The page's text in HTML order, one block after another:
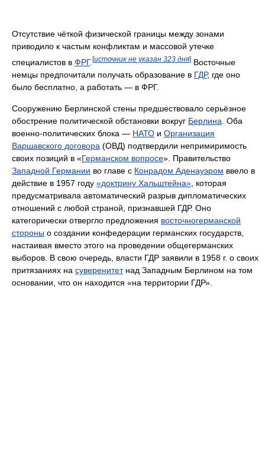
Отсутствие чёткой физической границы между зонами
приводило к частым конфликтам и массовой утечке
специалистов в ФРГ.[источник не указан 323 дня] Восточные
немцы предпочитали получать образование в ГДР, где оно
было бесплатно, а работать — в ФРГ.
Сооружению Берлинской стены предшествовало серьёзное
обострение политической обстановки вокруг Берлина . Оба
военно-политических блока — НАТО и Организация
Варшавского договора (ОВД) подтвердили непримиримость
своих позиций в «Германском вопросе». Правительство
Западной Германии во главе с Конрадом Аденауэром ввело в
действие в 1957 году «доктрину Хальштейна» , которая
предусматривала автоматический разрыв дипломатических
отношений с любой страной, признавшей ГДР. Оно
категорически отвергло предложения восточногерманской
стороны о создании конфедерации германских государств,
настаивая вместо этого на проведении общегерманских
выборов. В свою очередь, власти ГДР заявили в 1958 г. о своих
притязаниях на суверенитетнад Западным Берлином на том
основании, что он находится «на территории ГДР».